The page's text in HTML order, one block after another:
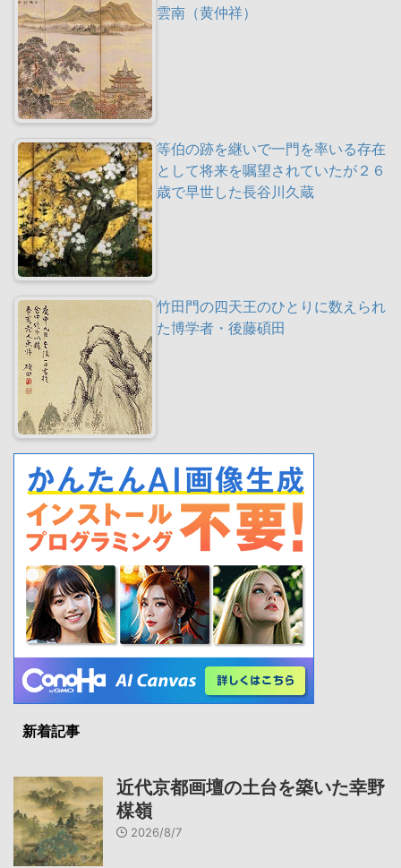
雲南（黄仲祥）
等伯の跡を継いで一門を率いる存在
として将来を嘱望されていたが２６
歳で早世した長谷川久蔵
竹田門の四天王のひとりに数えられ
た博学者・後藤碩田
新着記事
近代京都画壇の土台を築いた幸野
楳嶺
2026/8/7